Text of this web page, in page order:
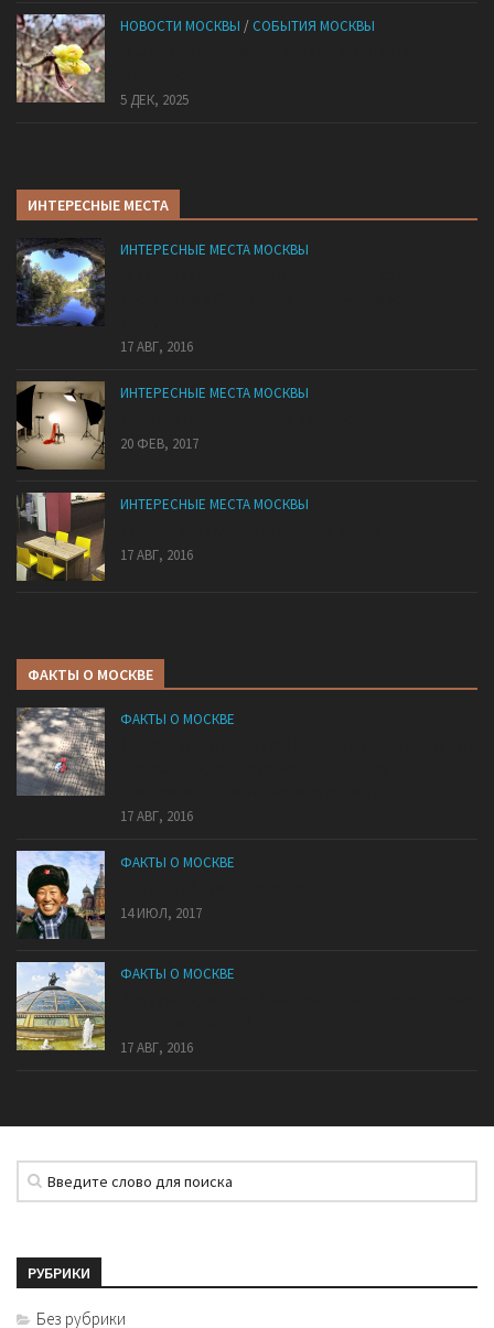
НОВОСТИ МОСКВЫ / СОБЫТИЯ МОСКВЫ
5 ДЕК, 2025
ИНТЕРЕСНЫЕ МЕСТА
ИНТЕРЕСНЫЕ МЕСТА МОСКВЫ
17 АВГ, 2016
ИНТЕРЕСНЫЕ МЕСТА МОСКВЫ
20 ФЕВ, 2017
ИНТЕРЕСНЫЕ МЕСТА МОСКВЫ
17 АВГ, 2016
ФАКТЫ О МОСКВЕ
ФАКТЫ О МОСКВЕ
17 АВГ, 2016
ФАКТЫ О МОСКВЕ
14 ИЮЛ, 2017
ФАКТЫ О МОСКВЕ
17 АВГ, 2016
РУБРИКИ
Без рубрики